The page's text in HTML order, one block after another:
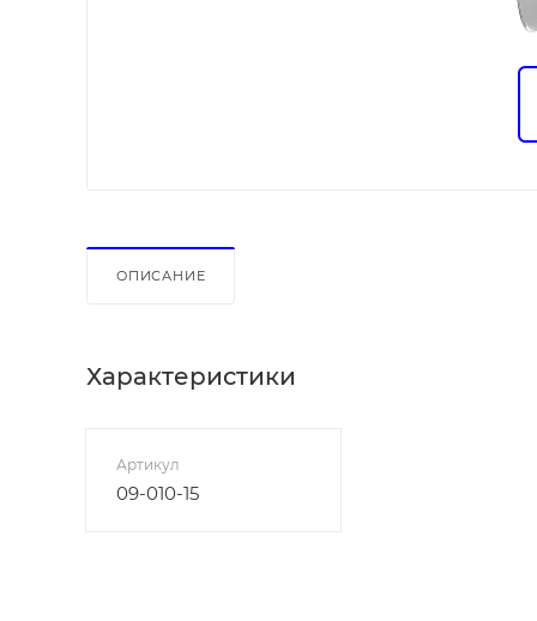
ОПИСАНИЕ
Характеристики
Артикул
09-010-15